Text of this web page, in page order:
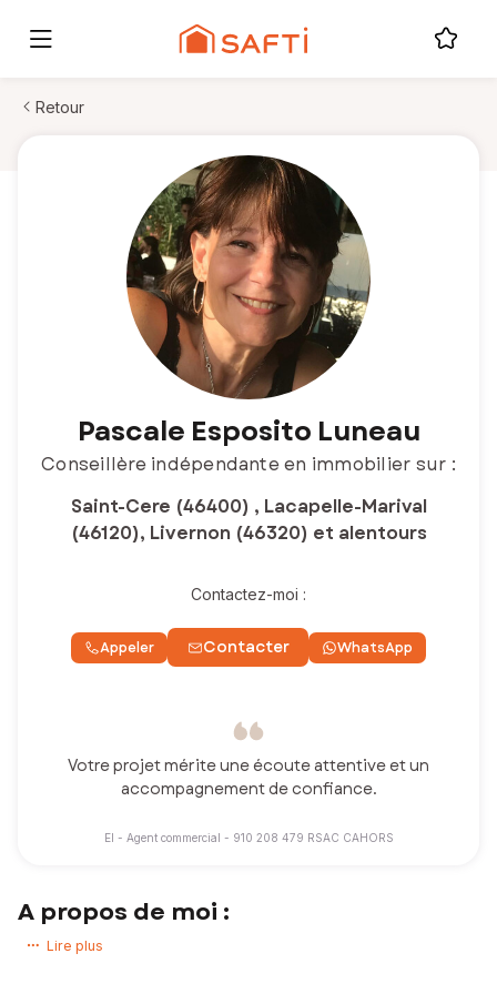
Retour
Pascale Esposito Luneau
Conseillère indépendante en immobilier sur :
Saint-Cere (46400) , Lacapelle-Marival
(46120), Livernon (46320) et alentours
Contactez-moi :
Appeler Contacter WhatsApp
Votre projet mérite une écoute attentive et un
accompagnement de confiance.
EI - Agent commercial - 910 208 479 RSAC CAHORS
A propos de moi :
Vous souhaitez acheter ou vendre une maison, un appartement ou un
Lire plus